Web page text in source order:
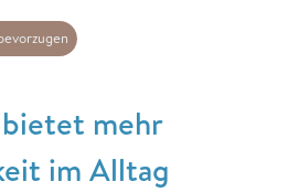
mehr
im Alltag